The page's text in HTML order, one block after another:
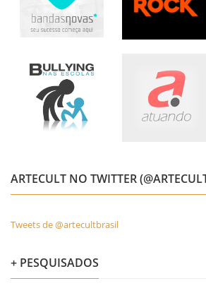
ARTECULT NO TWITTER
Tweets de @artecultbrasil
+ PESQUISADOS